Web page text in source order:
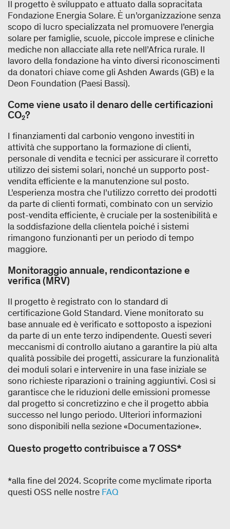
Il progetto è sviluppato e attuato dalla sopracitata
Fondazione Energia Solare. È un’organizzazione senza
scopo di lucro specializzata nel promuovere l’energia
solare per famiglie, scuole, piccole imprese e cliniche
mediche non allacciate alla rete nell’Africa rurale. Il
lavoro della fondazione ha vinto diversi riconoscimenti
da donatori chiave come gli Ashden Awards (GB) e la
Deon Foundation (Paesi Bassi).
Come viene usato il denaro delle certificazioni
CO₂?
I finanziamenti dal carbonio vengono investiti in
attività che supportano la formazione di clienti,
personale di vendita e tecnici per assicurare il corretto
utilizzo dei sistemi solari, nonché un supporto post-
vendita efficiente e la manutenzione sul posto.
L’esperienza mostra che l’utilizzo corretto dei prodotti
da parte di clienti formati, combinato con un servizio
post-vendita efficiente, è cruciale per la sostenibilità e
la soddisfazione della clientela poiché i sistemi
rimangono funzionanti per un periodo di tempo
maggiore.
Monitoraggio annuale, rendicontazione e
verifica (MRV)
Il progetto è registrato con lo standard di
certificazione Gold Standard. Viene monitorato su
base annuale ed è verificato e sottoposto a ispezioni
da parte di un ente terzo indipendente. Questi severi
meccanismi di controllo aiutano a garantire la più alta
qualità possibile dei progetti, assicurare la funzionalità
dei moduli solari e intervenire in una fase iniziale se
sono richieste riparazioni o training aggiuntivi. Così si
garantisce che le riduzioni delle emissioni promesse
dal progetto si concretizzino e che il progetto abbia
successo nel lungo periodo. Ulteriori informazioni
sono disponibili nella sezione «Documentazione».
Questo progetto contribuisce a 7 OSS*
*alla fine del 2024. Scoprite come myclimate riporta
questi OSS nelle nostre FAQ